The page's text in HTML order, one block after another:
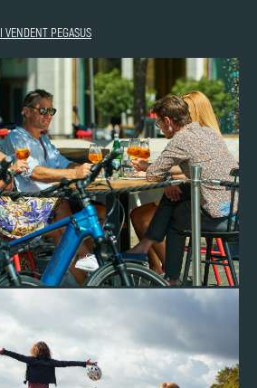
VENDENT PEGASUS